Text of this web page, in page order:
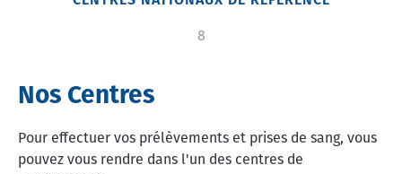
8
Nos Centres
Pour effectuer vos prélèvements et prises de sang, vous
pouvez vous rendre dans l'un des centres de